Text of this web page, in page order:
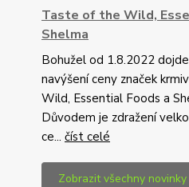
Taste of the Wild,
Shelma
Bohužel od 1.8.2022
navýšení ceny značek
Wild, Essential Foods a
Důvodem je zdražení
ce... číst celé
Zobrazit všechny novinky